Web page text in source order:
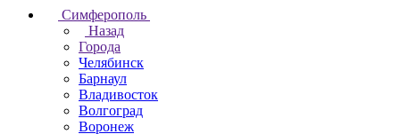
Симферополь
Назад
Города
Челябинск
Барнаул
Владивосток
Волгоград
Воронеж